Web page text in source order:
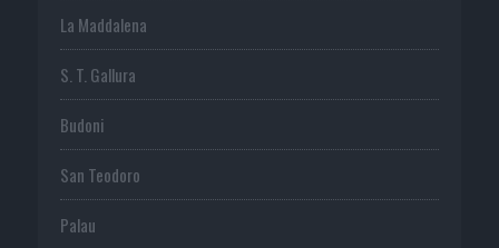
La Maddalena
S. T. Gallura
Budoni
San Teodoro
Palau